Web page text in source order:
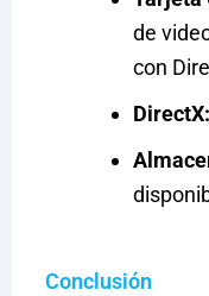
de
con
DirectX:
Conclusión